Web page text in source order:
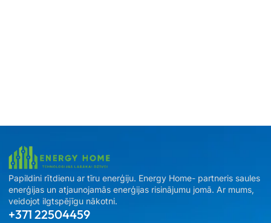
Papildini rītdienu ar tīru enerģiju. Energy Home- partneris saules
enerģijas un atjaunojamās enerģijas risinājumu jomā. Ar mums,
veidojot ilgtspējīgu nākotni.
+371 22504459